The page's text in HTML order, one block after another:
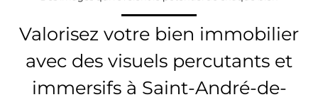
Valorisez votre bien immobilier
avec des visuels percutants et
immersifs à Saint-André-de-